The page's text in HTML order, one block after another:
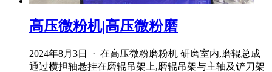
高压微粉机|高压微粉磨
2024年8月3日 · 在高压微粉磨粉机 研磨室内,磨辊总成
通过横担轴悬挂在磨辊吊架上,磨辊吊架与主轴及铲刀架